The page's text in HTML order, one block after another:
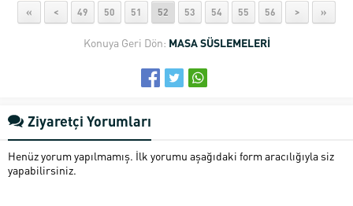
« < 49 50 51 52 53 54 55 56 > »
Konuya Geri Dön: MASA SÜSLEMELERİ
Ziyaretçi Yorumları
Henüz yorum yapılmamış. İlk yorumu aşağıdaki form aracılığıyla siz
yapabilirsiniz.